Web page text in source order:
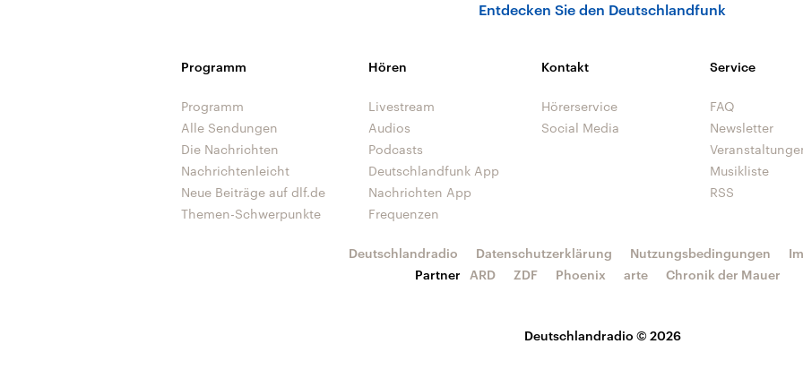
Entdecken Sie den Deutschlandfunk
Programm
Programm
Alle Sendungen
Die Nachrichten
Nachrichtenleicht
Neue Beiträge auf dlf.de
Themen-Schwerpunkte
Hören
Livestream
Audios
Podcasts
Deutschlandfunk App
Nachrichten App
Frequenzen
Kontakt
Hörerservice
Social Media
Service
FAQ
Newsletter
Musikliste
RSS
Deutschlandradio © 2026
Deutschlandradio Datenschutzerklärung Nutzungsbedingungen
Partner
ARD ZDF Phoenix arte Chronik der Mauer